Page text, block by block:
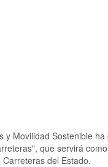
Movilidad Sostenible
que servirá
del Estado.